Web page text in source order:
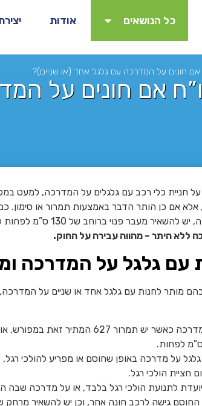
כל הנושאים אודות
חונים על המדרכה עם גלגל אחד (או שניים)?​
אם חונים על
ברוחב של 130 ס”מ לפחות לצורך מעבר הולכי רגל.
ללא היתר – מהווה עבירה על החוק.
עם גלגל על המדרכה
בהם מותר לחנות עם גלגל אחד או שניים על
מותר לחנות עם גלגל על המדרכה כאשר יש
על מדרכה באופן שחוסם או מפריע להולכי רגל,
חציית הולכי רגל.
לתנועת הולכי רגל בלבד, או על מדרכה שבה